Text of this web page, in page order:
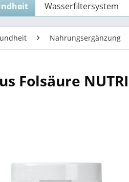
Wasserfiltersystem
Nahrungsergänzung
Folsäure